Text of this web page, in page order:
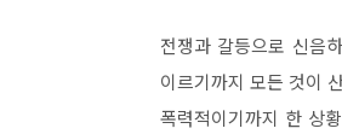
전쟁과 갈등으로 신음
이르기까지 모든 것이
폭력적이기까지 한 상